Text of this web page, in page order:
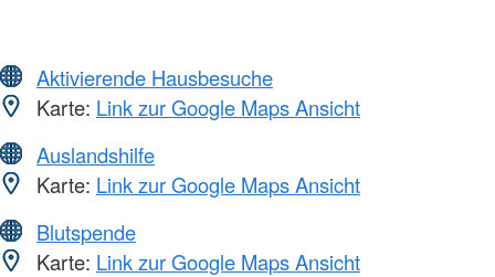
Aktivierende Hausbesuche
Karte: Link zur Google Maps Ansicht
Auslandshilfe
Karte: Link zur Google Maps Ansicht
Blutspende
Karte: Link zur Google Maps Ansicht